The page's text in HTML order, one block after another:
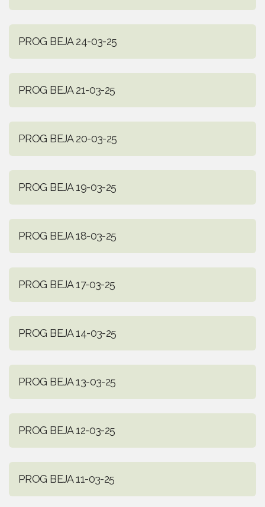
PROG BEJA 24-03-25
PROG BEJA 21-03-25
PROG BEJA 20-03-25
PROG BEJA 19-03-25
PROG BEJA 18-03-25
PROG BEJA 17-03-25
PROG BEJA 14-03-25
PROG BEJA 13-03-25
PROG BEJA 12-03-25
PROG BEJA 11-03-25